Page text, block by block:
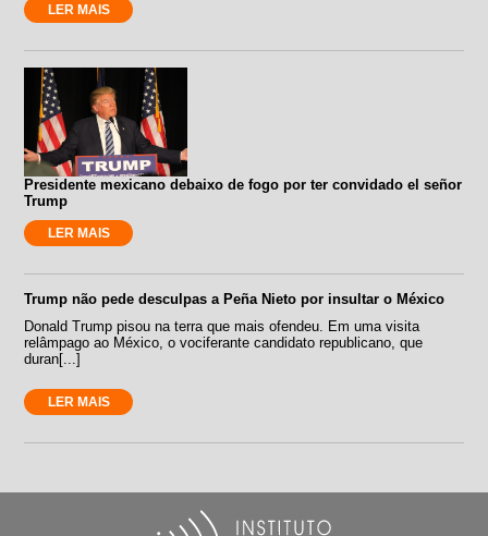
LER MAIS
Presidente mexicano debaixo de fogo por ter convidado el señor
Trump
LER MAIS
Trump não pede desculpas a Peña Nieto por insultar o México
Donald Trump pisou na terra que mais ofendeu. Em uma visita
relâmpago ao México, o vociferante candidato republicano, que
duran[...]
LER MAIS